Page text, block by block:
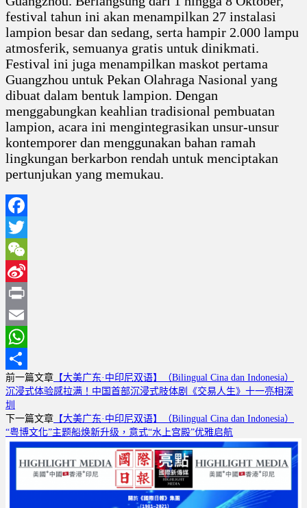
festival tahun ini akan menampilkan 27 instalasi
lampion besar dan sedang, serta hampir 2.000 lampu
atmosferik, semuanya gratis untuk dinikmati.
Festival ini juga menampilkan maskot pertama
Guangzhou untuk Pekan Olahraga Nasional yang
dibuat dalam bentuk lampion. Dengan
menggabungkan keahlian tradisional pembuatan
lampion, acara ini mengintegrasikan unsur-unsur
kontemporer dan menggunakan bahan ramah
lingkungan berkarbon rendah untuk menciptakan
pertunjukan yang memukau.
Facebook
Twitter
WeChat
Sina
Weibo
Print
Email
WhatsApp
分
享
前一篇文章 【大美广东·中印尼双语】（Bilingual Cina dan Indonesia）
沉浸式体验感拉满！中国首部沉浸式肢体剧《交易人生》十一亮相深
圳
下一篇文章 【大美广东·中印尼双语】（Bilingual Cina dan Indonesia）
“粤博文化”主题船焕新升级，意式“水上宫殿”优雅启航